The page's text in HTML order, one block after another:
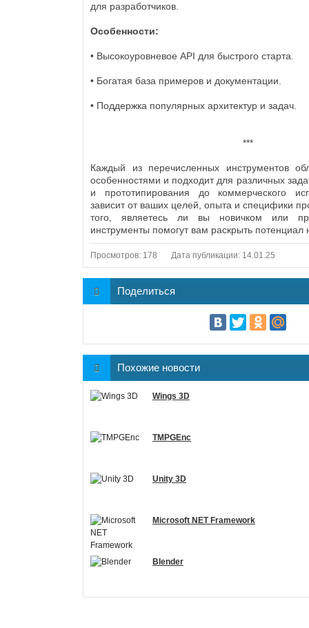
для разработчиков.
Особенности:
• Высокоуровневое API для быстрого старта.
• Богатая база примеров и документации.
• Поддержка популярных архитектур и задач.
***
Каждый из перечисленных инструментов
особенностями и подходит для различных
и прототипирования до коммерческого
зависит от ваших целей, опыта и специфики
того, являетесь ли вы новичком или
инструменты помогут вам раскрыть потенциал
Просмотров: 178 Дата публикации: 14.01.25
Поделиться
Похожие новости
Wings 3D
TMPGEnc
Unity 3D
Microsoft NET Framework
Blender